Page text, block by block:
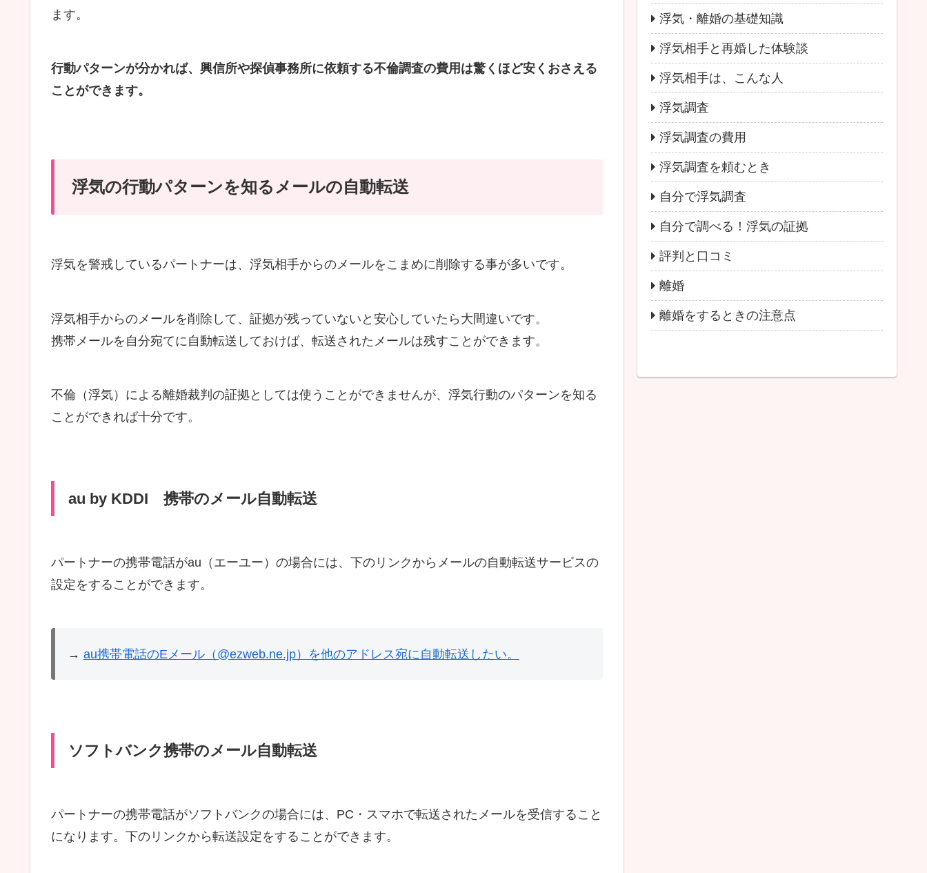
ます。
行動パターンが分かれば、興信所や探偵事務所に依頼する不倫調査の費用は驚くほど安くおさえる
ことができます。
浮気の行動パターンを知るメールの自動転送
浮気を警戒しているパートナーは、浮気相手からのメールをこまめに削除する事が多いです。
浮気相手からのメールを削除して、証拠が残っていないと安心していたら大間違いです。
携帯メールを自分宛てに自動転送しておけば、転送されたメールは残すことができます。
不倫（浮気）による離婚裁判の証拠としては使うことができませんが、浮気行動のパターンを知る
ことができれば十分です。
au by KDDI 携帯のメール自動転送
パートナーの携帯電話がau（エーユー）の場合には、下のリンクからメールの自動転送サービスの
設定をすることができます。
→ au携帯電話のEメール（@ezweb.ne.jp）を他のアドレス宛に自動転送したい。
ソフトバンク携帯のメール自動転送
パートナーの携帯電話がソフトバンクの場合には、PC・スマホで転送されたメールを受信すること
になります。下のリンクから転送設定をすることができます。
浮気・離婚の基礎知識
浮気相手と再婚した体験談
浮気相手は、こんな人
浮気調査
浮気調査の費用
浮気調査を頼むとき
自分で浮気調査
自分で調べる！浮気の証拠
評判と口コミ
離婚
離婚をするときの注意点